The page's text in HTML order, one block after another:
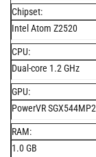
Chipset:
Intel Atom Z2520
CPU:
Dual-core 1.2 GHz
GPU:
PowerVR SGX544MP2
RAM:
1.0 GB